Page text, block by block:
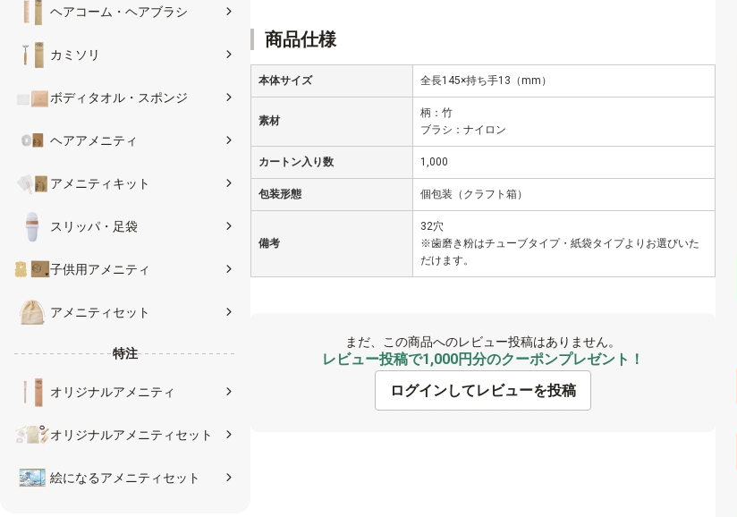
ヘアコーム・ヘアブラシ
カミソリ
ボディタオル・スポンジ
ヘアアメニティ
アメニティキット
スリッパ・足袋
子供用アメニティ
アメニティセット
特注
オリジナルアメニティ
オリジナルアメニティセット
絵になるアメニティセット
商品仕様
本体サイズ 全長145×持ち手13（mm）
素材
柄：竹
ブラシ：ナイロン
カートン入り数 1,000
包装形態 個包装（クラフト箱）
備考
32穴
※歯磨き粉はチューブタイプ・紙袋タイプよりお選びいた
だけます。
まだ、この商品へのレビュー投稿はありません。
レビュー投稿で1,000円分のクーポンプレゼント！
ログインしてレビューを投稿